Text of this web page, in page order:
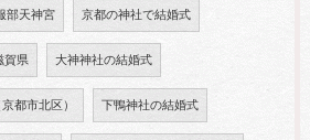
部天神宮 京都の神社で結婚式
賀県 大神神社の結婚式
都市北区） 下鴨神社の結婚式